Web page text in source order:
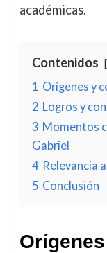
académicas.
Contenidos
1 Orígenes y
2 Logros y
3 Momentos
Gabriel
4 Relevancia
5 Conclusión